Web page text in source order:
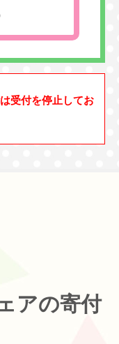
受付を停止してお
アの寄付